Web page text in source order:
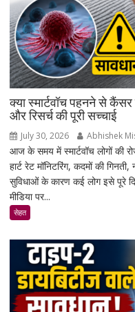
क्या स्मार्टवॉच पहनने से
और रिसर्च की पूरी सच्चाई
July 30, 2026 Abhishek
आज के समय में स्मार्टवॉच लोगों की
हार्ट रेट मॉनिटरिंग, कदमों की
सुविधाओं के कारण कई लोग इसे पूरे
मीडिया पर...
सेहत